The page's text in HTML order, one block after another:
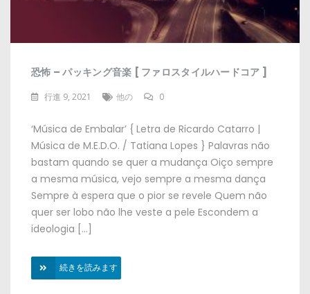
恐怖 – パッキング音楽 [ ファロスタイルハードコア ]
行進 9, 2021 他の 0
‘Música de Embalar’ { Letra de Ricardo Catarro |
Música de M.E.D.O. / Tatiana Lopes } Palavras não
bastam quando se quer a mudança Oiço sempre
a mesma música, vejo sempre a mesma dança
Sempre à espera que o pior se revele Quem não
quer ser lobo não lhe veste a pele Escondem a
ideologia […]
続きを読みます